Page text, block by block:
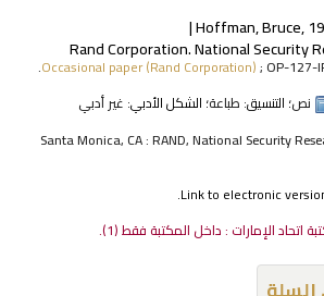
Hoffman, Bruce,
Rand Corporation. National Security
Occasional paper (Rand Corporation); OP-127-
نص؛ التنسيق: طباعة؛ الشكل الأدبي: غير أدبي
Santa Monica, CA : RAND, National Security
Link to electronic
اتحاد الإمارات : داخل المكتبة فقط(1).